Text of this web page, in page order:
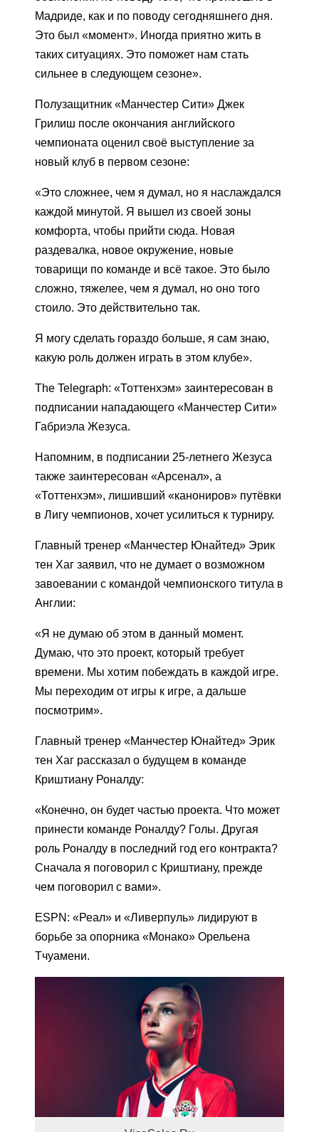
Мадриде, как и по поводу сегодняшнего дня.
Это был «момент». Иногда приятно жить в
таких ситуациях. Это поможет нам стать
сильнее в следующем сезоне».
Полузащитник «Манчестер Сити» Джек
Грилиш после окончания английского
чемпионата оценил своё выступление за
новый клуб в первом сезоне:
«Это сложнее, чем я думал, но я наслаждался
каждой минутой. Я вышел из своей зоны
комфорта, чтобы прийти сюда. Новая
раздевалка, новое окружение, новые
товарищи по команде и всё такое. Это было
сложно, тяжелее, чем я думал, но оно того
стоило. Это действительно так.
Я могу сделать гораздо больше, я сам знаю,
какую роль должен играть в этом клубе».
The Telegraph: «Тоттенхэм» заинтересован в
подписании нападающего «Манчестер Сити»
Габриэла Жезуса.
Напомним, в подписании 25-летнего Жезуса
также заинтересован «Арсенал», а
«Тоттенхэм», лишивший «канониров» путёвки
в Лигу чемпионов, хочет усилиться к турниру.
Главный тренер «Манчестер Юнайтед» Эрик
тен Хаг заявил, что не думает о возможном
завоевании с командой чемпионского титула в
Англии:
«Я не думаю об этом в данный момент.
Думаю, что это проект, который требует
времени. Мы хотим побеждать в каждой игре.
Мы переходим от игры к игре, а дальше
посмотрим».
Главный тренер «Манчестер Юнайтед» Эрик
тен Хаг рассказал о будущем в команде
Криштиану Роналду:
«Конечно, он будет частью проекта. Что может
принести команде Роналду? Голы. Другая
роль Роналду в последний год его контракта?
Сначала я поговорил с Криштиану, прежде
чем поговорил с вами».
ESPN: «Реал» и «Ливерпуль» лидируют в
борьбе за опорника «Монако» Орельена
Тчуамени.